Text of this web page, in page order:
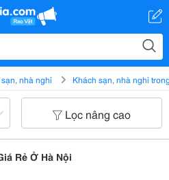
nhà nghỉ Khách sạn, nhà nghỉ
Lọc nâng cao
Rẻ Ở Hà Nội